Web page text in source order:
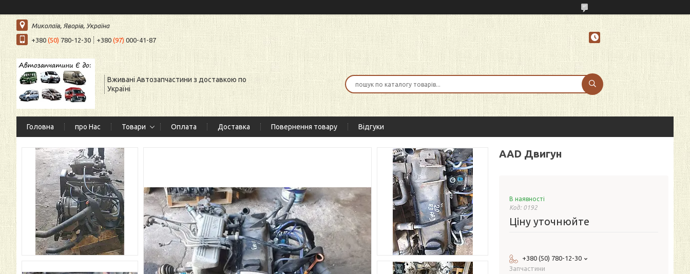
Миколаїв, Яворів, Україна
+380 (50)780-12-30 +380(97)000-41-87
Вживані Автозапчастини з доставкою по
Україні
Головна про Нас Товари Оплата Доставка Повернення товару Відгуки
AAD Двигун
В наявності
Код: 0192
Ціну уточнюйте
+380 (50) 780-12-30
Запчастини